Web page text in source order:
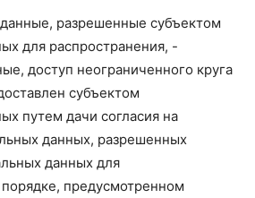
разрешенные субъектом
для распространения, -
доступ неограниченного круга
субъектом
путем дачи согласия на
данных, разрешенных
данных для
предусмотренном